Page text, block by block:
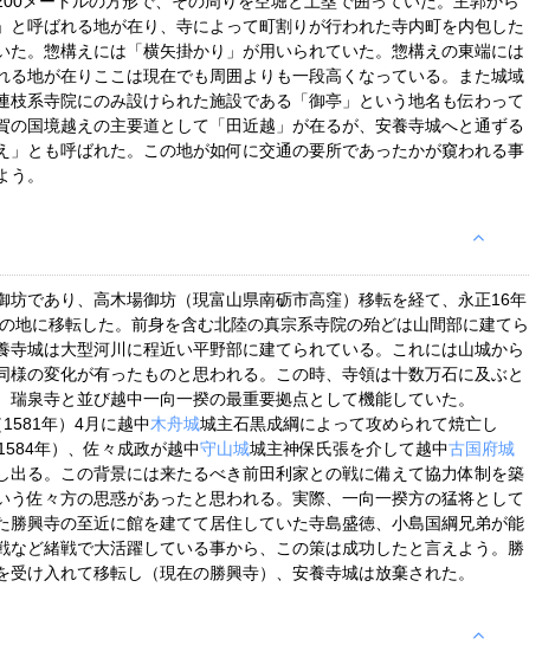
と呼ばれる地が在り、寺によって町割りが行われた寺内町を内包した
た。惣構えには「横矢掛かり」が用いられていた。惣構えの東端には
る地が在りここは現在でも周囲よりも一段高くなっている。また城域
枝系寺院にのみ設けられた施設である「御亭」という地名も伝わって
の国境越えの主要道として「田近越」が在るが、安養寺城へと通ずる
」とも呼ばれた。この地が如何に交通の要所であったかが窺われる事
。
坊であり、高木場御坊（現富山県南砺市高窪）移転を経て、永正16年
地に移転した。前身を含む北陸の真宗系寺院の殆どは山間部に建てら
寺城は大型河川に程近い平野部に建てられている。これには山城から
様の変化が有ったものと思われる。この時、寺領は十数万石に及ぶと
瑞泉寺と並び越中一向一揆の最重要拠点として機能していた。
年）4月に越中木舟城城主石黒成綱によって攻められて焼亡し
年）、佐々成政が越中守山城城主神保氏張を介して越中古国府城
出る。この背景には来たるべき前田利家との戦に備えて協力体制を築
う佐々方の思惑があったと思われる。実際、一向一揆方の猛将として
勝興寺の至近に館を建てて居住していた寺島盛徳、小島国綱兄弟が能
など緒戦で大活躍している事から、この策は成功したと言えよう。勝
受け入れて移転し（現在の勝興寺）、安養寺城は放棄された。